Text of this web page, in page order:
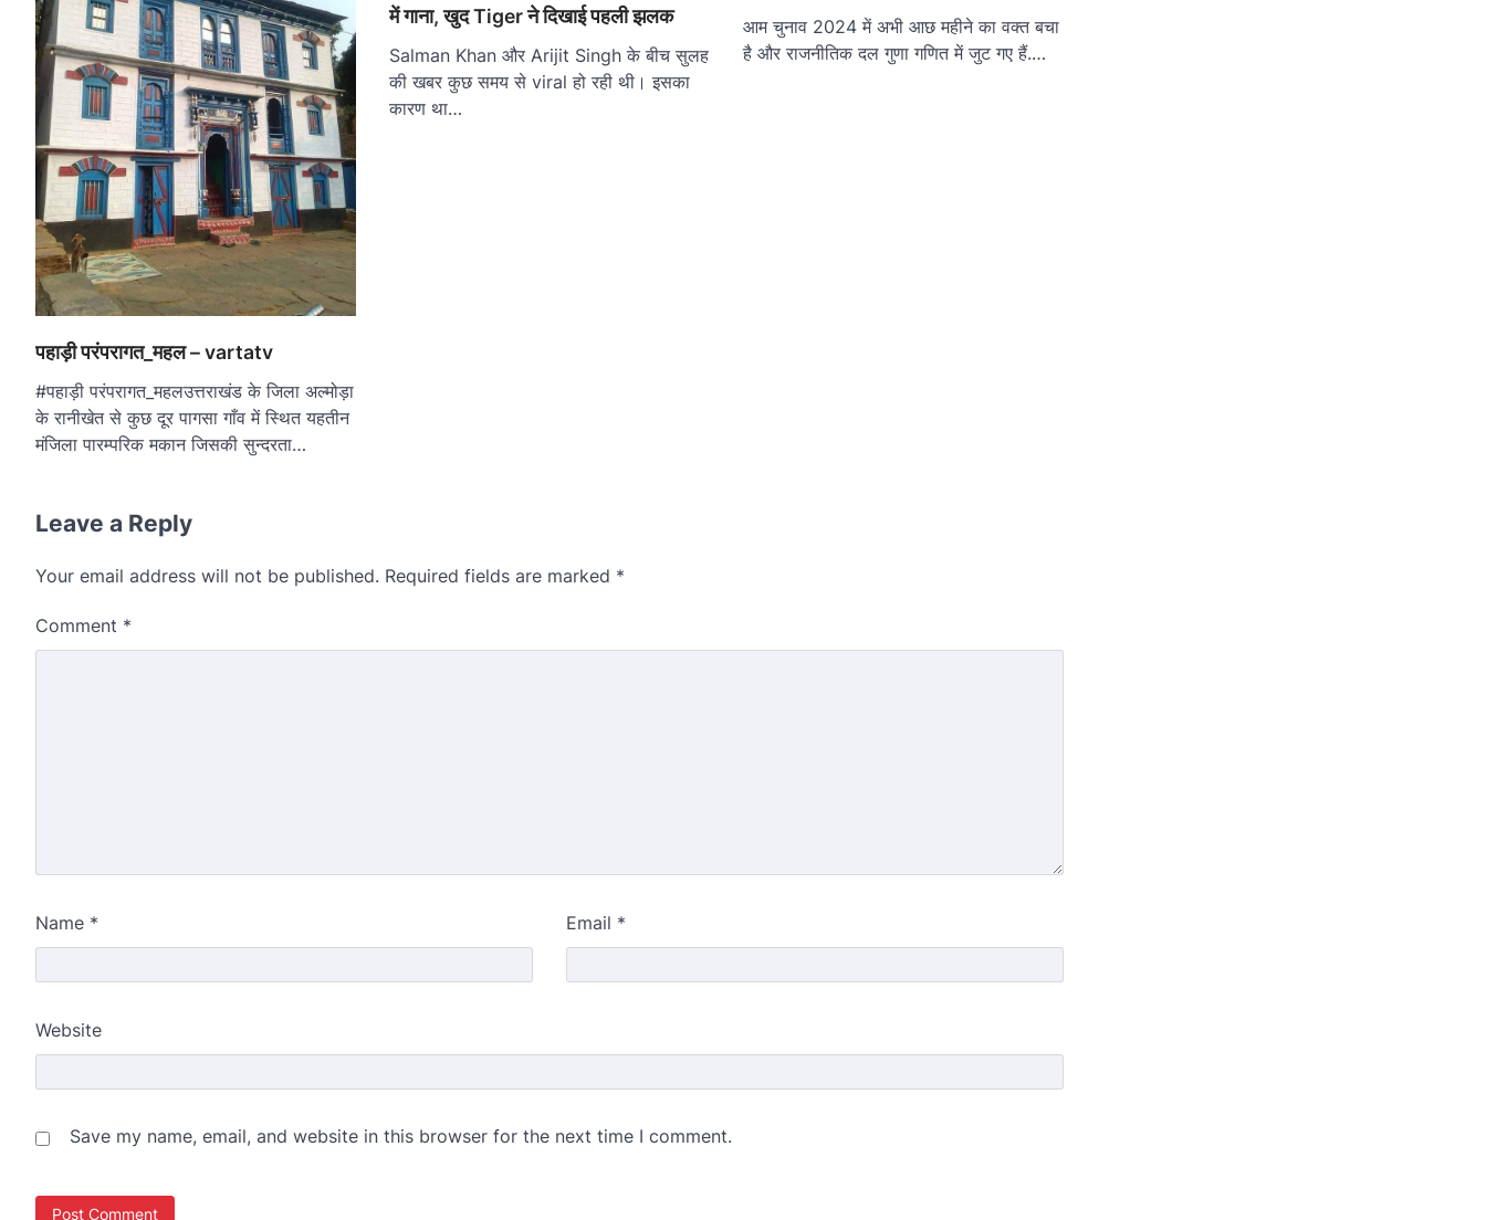
पहाड़ी परंपरागत_महल – vartatv
#पहाड़ी परंपरागत_महलउत्तराखंड के जिला अल्मोड़ा
के रानीखेत से कुछ दूर पागसा गाँव में स्थित यहतीन
मंजिला पारम्परिक मकान जिसकी सुन्दरता…
में गाना, खुद Tiger ने दिखाई पहली झलक
Salman Khan और Arijit Singh के बीच सुलह
की खबर कुछ समय से viral हो रही थी। इसका
कारण था…
आम चुनाव 2024 में अभी आछ महीने का वक्त बचा
है और राजनीतिक दल गुणा गणित में जुट गए हैं.…
Leave a Reply
Your email address will not be published. Required fields are marked *
Comment *
Name * Email *
Website
Save my name, email, and website in this browser for the next time I comment.